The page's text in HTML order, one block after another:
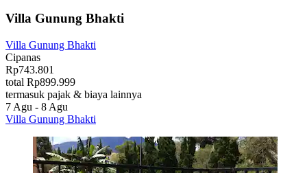
Villa Gunung Bhakti
Villa Gunung Bhakti
Cipanas
Rp743.801
total Rp899.999
termasuk pajak & biaya lainnya
7 Agu - 8 Agu
Villa Gunung Bhakti